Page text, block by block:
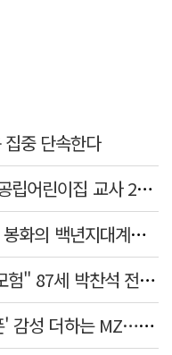
중 단속한다
"3세 아동 학대"…대구 북구 국공립어린이집 교사 2명 검찰 송치
800년 한·베 교류의 역사, "경북 봉화의 백년지대계로 피어난다"
[털보기자의 '그사람']"一生이 모험" 87세 박찬석 전 경북대 총장
[MZ 연구소] 스마트폰에 '피처폰' 감성 더하는 MZ… 히퍼와 줄이어폰